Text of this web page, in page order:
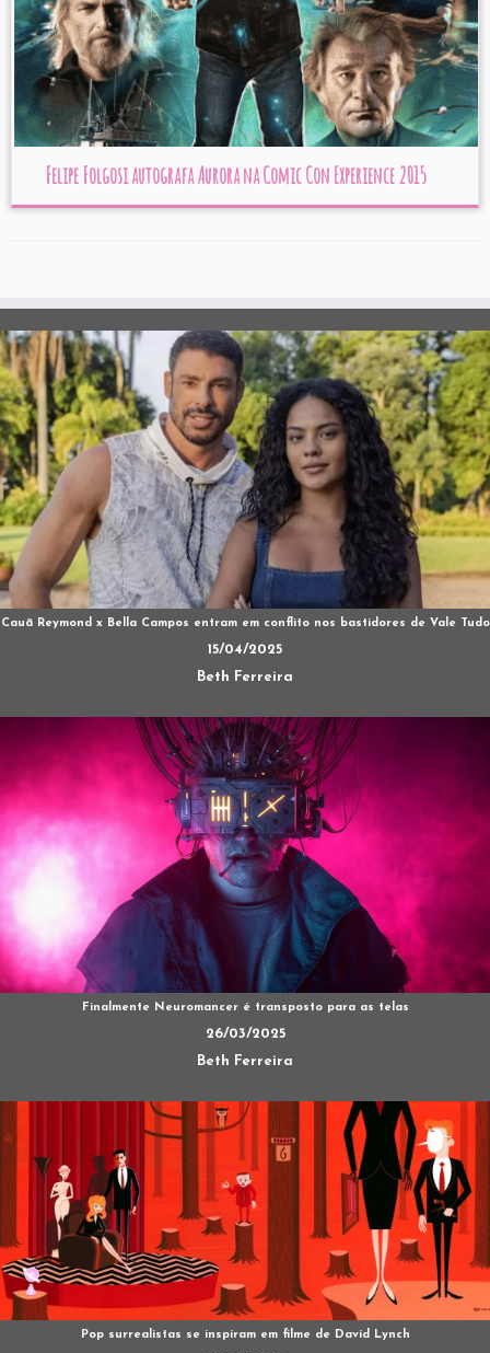
Felipe Folgosi autografa Aurora na Comic Con Experience 2015
Cauã Reymond x Bella Campos entram em conflito nos bastidores de Vale Tudo
15/04/2025
Beth Ferreira
Finalmente Neuromancer é transposto para as telas
26/03/2025
Beth Ferreira
Pop surrealistas se inspiram em filme de David Lynch